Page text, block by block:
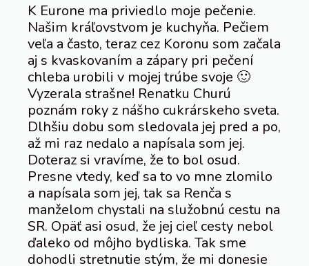
K Eurone ma priviedlo moje pečenie.
Našim kráľovstvom je kuchyňa. Pečiem
veľa a často, teraz cez Koronu som začala
aj s kvaskovaním a zápary pri pečení
chleba urobili v mojej trúbe svoje 🙂
Vyzerala strašne! Renatku Churú
poznám roky z nášho cukrárskeho sveta.
Dlhšiu dobu som sledovala jej pred a po,
až mi raz nedalo a napísala som jej.
Doteraz si vravíme, že to bol osud.
Presne vtedy, keď sa to vo mne zlomilo
a napísala som jej, tak sa Renča s
manželom chystali na služobnú cestu na
SR. Opäť asi osud, že jej cieľ cesty nebol
ďaleko od môjho bydliska. Tak sme
dohodli stretnutie stým, že mi donesie